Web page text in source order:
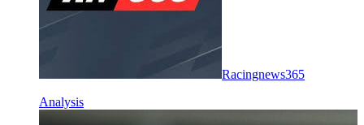
Racingnews365
Analysis